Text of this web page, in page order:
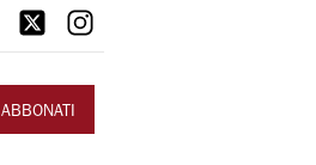
ABBONATI